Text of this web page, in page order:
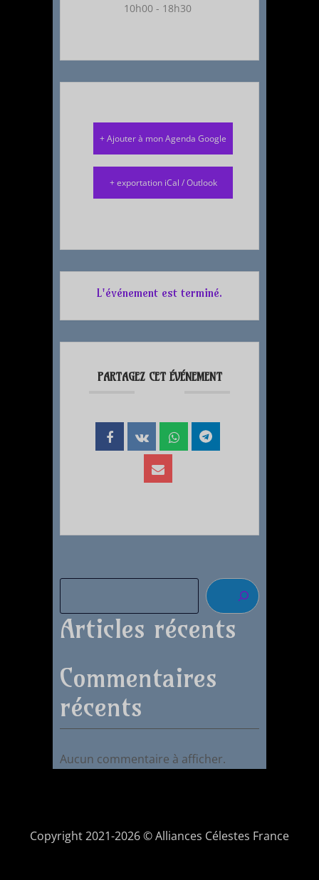
10h00 - 18h30
+ Ajouter à mon Agenda Google
+ exportation iCal / Outlook
L'événement est terminé.
PARTAGEZ CET ÉVÉNEMENT
Articles récents
Commentaires
récents
Aucun commentaire à afficher.
Copyright 2021-2026 © Alliances Célestes France